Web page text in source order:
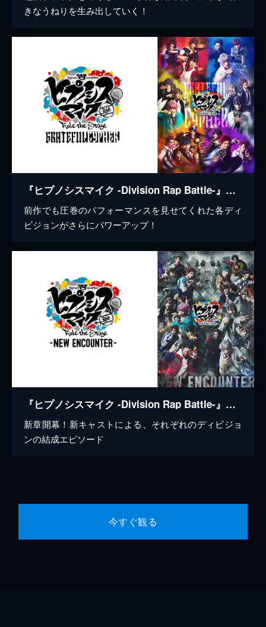
きなうねりを生み出していく！
『ヒプノシスマイク -Division Rap Battle-』Rule the Stage -Grateful Cypher-
前作でも圧巻のパフォーマンスを見せてくれた各ディ
ビジョンがさらにパワーアップ！
『ヒプノシスマイク -Division Rap Battle-』Rule the Stage -New Encounter-
新章開幕！新キャストによる、それぞれのディビジョ
ンの結成エピソード
今すぐ観る